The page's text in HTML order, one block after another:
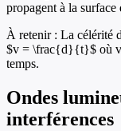
propagent à la surface
À retenir : La célérité
$v = \frac{d}{t}$ où v
temps.
Ondes
interférences